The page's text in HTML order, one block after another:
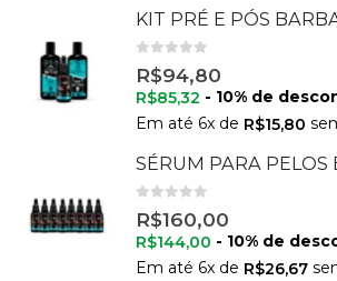
de 5
R$94,80
R$85,32 - 10% de
Em até 6x de R$15,80
de 5
R$160,00
R$144,00 - 10% de
Em até 6x de R$26,67